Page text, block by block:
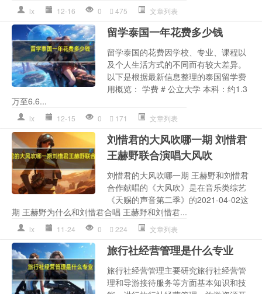
lx 12-16 0 475 文章列表
留学泰国一年花费多少钱
留学泰国的花费因学校、专业、课程以
及个人生活方式的不同而有较大差异。
以下是根据最新信息整理的泰国留学费
用概览： 学费 # 公立大学 本科：约1.3
万至6.6...
lx 12-15 0 171 文章列表
刘惜君的大风吹哪一期 刘惜君
王赫野联合演唱大风吹
刘惜君的大风吹哪一期 王赫野和刘惜君
合作献唱的《大风吹》是在音乐类综艺
《天赐的声音第二季》的2021-04-02这
期 王赫野为什么和刘惜君合唱 王赫野和刘惜君...
lx 11-24 0 224 文章列表
旅行社经营管理是什么专业
旅行社经营管理主要研究旅行社经营管
理和导游接待服务等方面基本知识和技